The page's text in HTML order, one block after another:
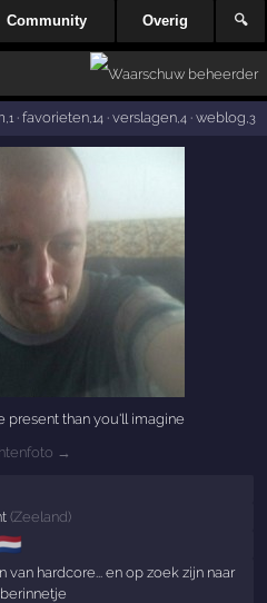
Community Overig 🔍
,1· favorieten,14· verslagen,4· weblog ,3
present than you'll imagine
→
(Zeeland)
van hardcore... en op zoek zijn naar